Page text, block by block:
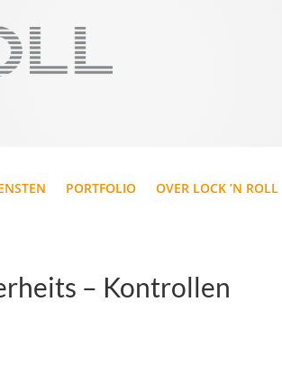
PORTFOLIO OVER LOCK ’N ROLL
– Kontrollen